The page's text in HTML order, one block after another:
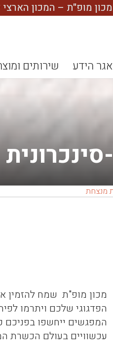
מכון מופ"ת – המכון
הידע שירותים
מנצחת
מכון מופ"ת שמח להזמין
הפדגוגי שלכם ויתרמו
המפגשים ייחשפו בפניכם
עכשוויים בעולם הכשרת